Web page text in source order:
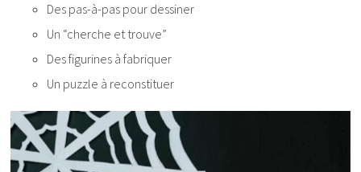
Des pas-à-pas pour dessiner
Un “cherche et trouve”
Des figurines à fabriquer
Un puzzle à reconstituer